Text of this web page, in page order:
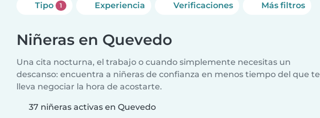
Tipo 1 Experiencia Verificaciones Más filtros
Niñeras en Quevedo
Una cita nocturna, el trabajo o cuando simplemente necesitas un
descanso: encuentra a niñeras de confianza en menos tiempo del que te
lleva negociar la hora de acostarte.
37 niñeras activas en Quevedo